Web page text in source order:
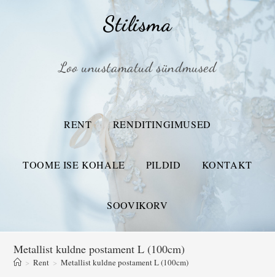
Stilisma
Loo unustamatud sündmused
RENT RENDITINGIMUSED
TOOME ISE KOHALE PILDID KONTAKT
SOOVIKORV
Metallist kuldne postament L (100cm)
> Rent > Metallist kuldne postament L (100cm)